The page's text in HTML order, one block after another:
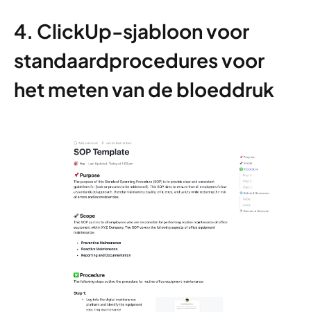
4. ClickUp-sjabloon voor
standaardprocedures voor
het meten van de bloeddruk